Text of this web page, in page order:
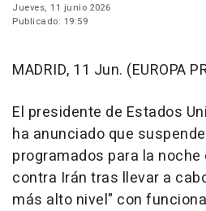
Jueves, 11 junio 2026
Publicado: 19:59
MADRID, 11 Jun. (EUROPA
El presidente de Estados
ha anunciado que
programados para la
contra Irán tras llevar a
más alto nivel" con